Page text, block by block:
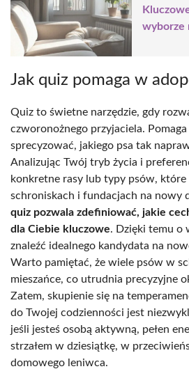
wyborze
Jak quiz pomaga w
Quiz to świetne narzędzie, gdy
czworonożnego przyjaciela.
sprecyzować, jakiego psa tak
Analizując Twój tryb życia i
konkretne rasy lub typy psów, które
schroniskach i fundacjach na nowy
quiz pozwala zdefiniować, jakie
dla Ciebie kluczowe. Dzięki temu o
znaleźć idealnego kandydata na
Warto pamiętać, że wiele psów w
mieszańce, co utrudnia precyzyjne
Zatem, skupienie się na
do Twojej codzienności jest
jeśli jesteś osobą aktywną, pełen
strzałem w dziesiątkę, w
domowego leniwca.